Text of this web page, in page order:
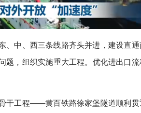
、中、西三条线路齐头并进，建设直
，组织实施重大工程。优化进出口流
干工程——黄百铁路徐家堡隧道顺利贯